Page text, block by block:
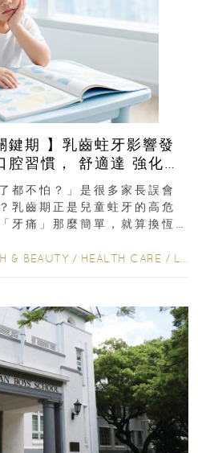
鍵期 】乳齒蛀牙影響發
適達 強化琺
都不怕？」是很多家長誤會
乳齒期正是兒童蛀牙的高危
牙痛」那麼簡單，就算換恆
& BEAUTY / HEALTH CARE / LIFESTYLE